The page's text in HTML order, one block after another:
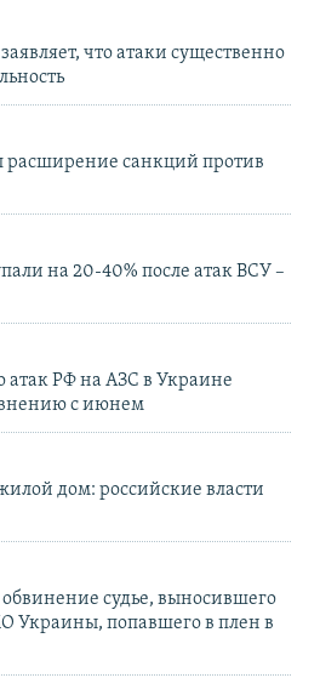
что атаки существенно
санкций против
на 20-40% после атак ВСУ –
атак РФ на АЗС в Украине
с июнем
дом: российские власти
судье, выносившего
Украины, попавшего в плен в